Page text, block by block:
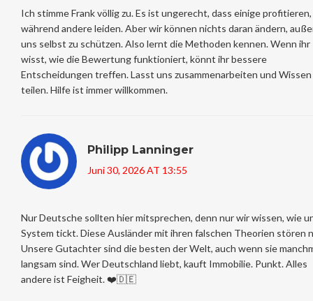
Ich stimme Frank völlig zu. Es ist ungerecht, dass einige profitieren,
während andere leiden. Aber wir können nichts daran ändern,
uns selbst zu schützen. Also lernt die Methoden kennen. Wenn ihr
wisst, wie die Bewertung funktioniert, könnt ihr bessere
Entscheidungen treffen. Lasst uns zusammenarbeiten und Wissen
teilen. Hilfe ist immer willkommen.
Philipp Lanninger
Juni 30, 2026 AT 13:55
Nur Deutsche sollten hier mitsprechen, denn nur wir wissen, wie
System tickt. Diese Ausländer mit ihren falschen Theorien stören
Unsere Gutachter sind die besten der Welt, auch wenn sie
langsam sind. Wer Deutschland liebt, kauft Immobilie. Punkt. Alles
andere ist Feigheit. ❤️🇩🇪